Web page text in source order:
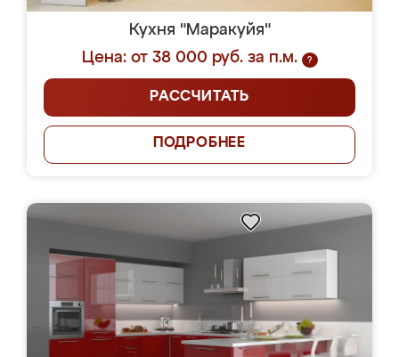
Кухня "Маракуйя"
Цена: от 38 000 руб. за п.м.
?
РАССЧИТАТЬ
ПОДРОБНЕЕ